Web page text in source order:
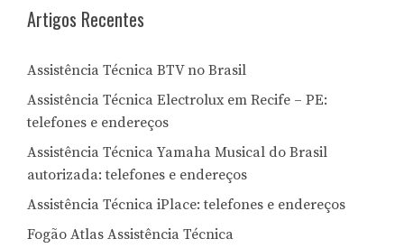
Artigos Recentes
Assistência Técnica BTV no Brasil
Assistência Técnica Electrolux em Recife – PE:
telefones e endereços
Assistência Técnica Yamaha Musical do Brasil
autorizada: telefones e endereços
Assistência Técnica iPlace: telefones e endereços
Fogão Atlas Assistência Técnica